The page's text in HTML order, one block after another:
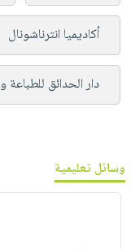
أكاديميا انترناشونال
دار الحدائق للطباعة
وسائل تعليمية